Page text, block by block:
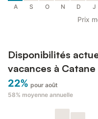
A S O N D J
Prix
Disponibilités
vacances à Catane
22% pour août
58% moyenne annuelle